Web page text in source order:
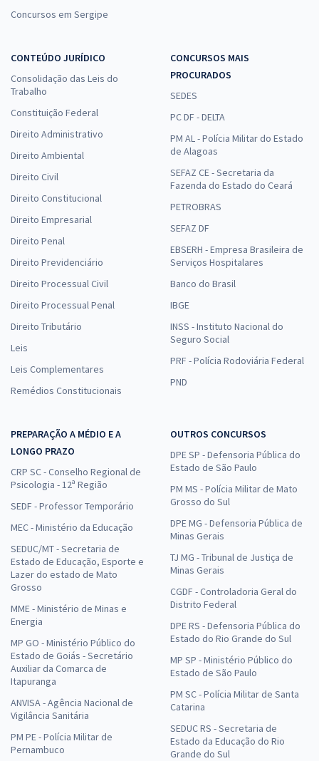
Concursos em Sergipe
CONTEÚDO JURÍDICO
Consolidação das Leis do
Trabalho
Constituição Federal
Direito Administrativo
Direito Ambiental
Direito Civil
Direito Constitucional
Direito Empresarial
Direito Penal
Direito Previdenciário
Direito Processual Civil
Direito Processual Penal
Direito Tributário
Leis
Leis Complementares
Remédios Constitucionais
CONCURSOS MAIS
PROCURADOS
SEDES
PC DF - DELTA
PM AL - Polícia Militar do Estado
de Alagoas
SEFAZ CE - Secretaria da
Fazenda do Estado do Ceará
PETROBRAS
SEFAZ DF
EBSERH - Empresa Brasileira de
Serviços Hospitalares
Banco do Brasil
IBGE
INSS - Instituto Nacional do
Seguro Social
PRF - Polícia Rodoviária Federal
PND
PREPARAÇÃO A MÉDIO E A
LONGO PRAZO
CRP SC - Conselho Regional de
Psicologia - 12ª Região
SEDF - Professor Temporário
MEC - Ministério da Educação
SEDUC/MT - Secretaria de
Estado de Educação, Esporte e
Lazer do estado de Mato
Grosso
MME - Ministério de Minas e
Energia
MP GO - Ministério Público do
Estado de Goiás - Secretário
Auxiliar da Comarca de
Itapuranga
ANVISA - Agência Nacional de
Vigilância Sanitária
PM PE - Polícia Militar de
Pernambuco
OUTROS CONCURSOS
DPE SP - Defensoria Pública do
Estado de São Paulo
PM MS - Polícia Militar de Mato
Grosso do Sul
DPE MG - Defensoria Pública de
Minas Gerais
TJ MG - Tribunal de Justiça de
Minas Gerais
CGDF - Controladoria Geral do
Distrito Federal
DPE RS - Defensoria Pública do
Estado do Rio Grande do Sul
MP SP - Ministério Público do
Estado de São Paulo
PM SC - Polícia Militar de Santa
Catarina
SEDUC RS - Secretaria de
Estado da Educação do Rio
Grande do Sul